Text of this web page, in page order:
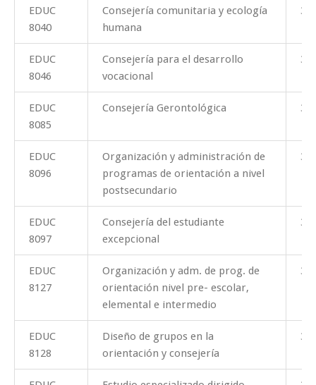
EDUC
8040
Consejería comunitaria y ecología
humana
3
EDUC
8046
Consejería para el desarrollo
vocacional
3
EDUC
8085
Consejería Gerontológica 3
EDUC
8096
Organización y administración de
programas de orientación a nivel
postsecundario
3
EDUC
8097
Consejería del estudiante
excepcional
3
EDUC
8127
Organización y adm. de prog. de
orientación nivel pre- escolar,
elemental e intermedio
3
EDUC
8128
Diseño de grupos en la
orientación y consejería
3